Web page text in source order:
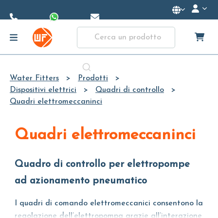
Content
Water Fitters
Prodotti
Dispositivi elettrici
Quadri di controllo
Quadri elettromeccaninci
Quadri elettromeccaninci
Quadro di controllo per elettropompe
ad azionamento pneumatico
I quadri di comando elettromeccanici consentono la
regolazione dell’elettropompa grazie all’interazione